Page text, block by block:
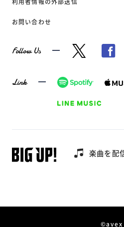
お問い合わせ
Follow Us
Link
楽曲を配
©avex